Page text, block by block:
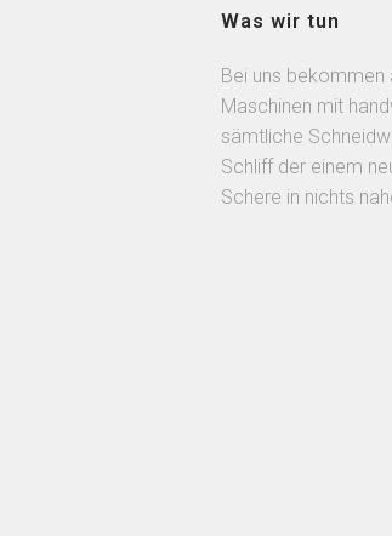
Was wir tun
Bei uns
Maschinen mit
sämtliche
Schliff der einem
Schere in nichts